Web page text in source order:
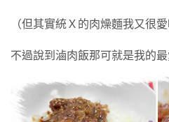
（但其實統Ｘ的肉燥麵我又很愛
不過說到滷肉飯那可就是我的最